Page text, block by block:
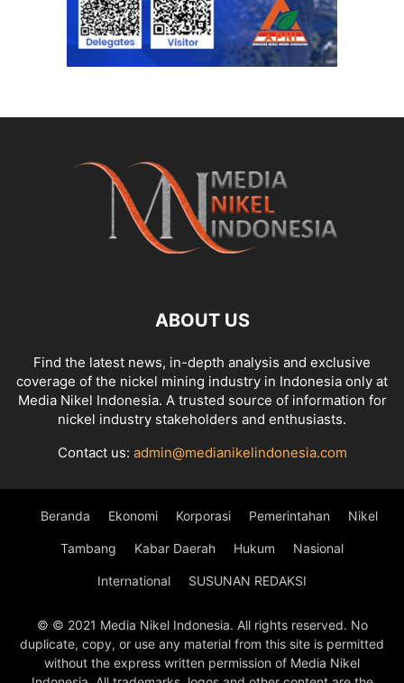
ABOUT US
Find the latest news, in-depth analysis and exclusive
coverage of the nickel mining industry in Indonesia only at
Media Nikel Indonesia. A trusted source of information for
nickel industry stakeholders and enthusiasts.
Contact us: admin@medianikelindonesia.com
Beranda Ekonomi Korporasi Pemerintahan Nikel
Tambang Kabar Daerah Hukum Nasional
International SUSUNAN REDAKSI
© © 2021 Media Nikel Indonesia. All rights reserved. No
duplicate, copy, or use any material from this site is permitted
without the express written permission of Media Nikel